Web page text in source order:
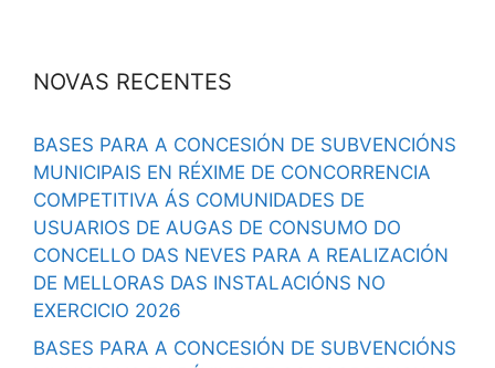
NOVAS RECENTES
BASES PARA A CONCESIÓN DE SUBVENCIÓNS
MUNICIPAIS EN RÉXIME DE CONCORRENCIA
COMPETITIVA ÁS COMUNIDADES DE
USUARIOS DE AUGAS DE CONSUMO DO
CONCELLO DAS NEVES PARA A REALIZACIÓN
DE MELLORAS DAS INSTALACIÓNS NO
EXERCICIO 2026
BASES PARA A CONCESIÓN DE SUBVENCIÓNS